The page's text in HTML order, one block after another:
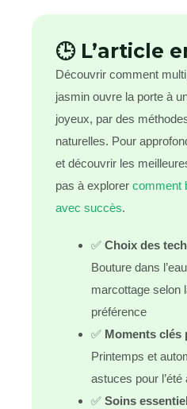
🕒 L’article
Découvrir comment
jasmin ouvre la porte à
joyeux, par des
naturelles. Pour
et découvrir les
pas à explorer comment
avec succès.
✅ Choix des
Bouture dans
marcottage selon
préférence
✅ Moments clés
Printemps et
astuces pour l’été
✅ Soins